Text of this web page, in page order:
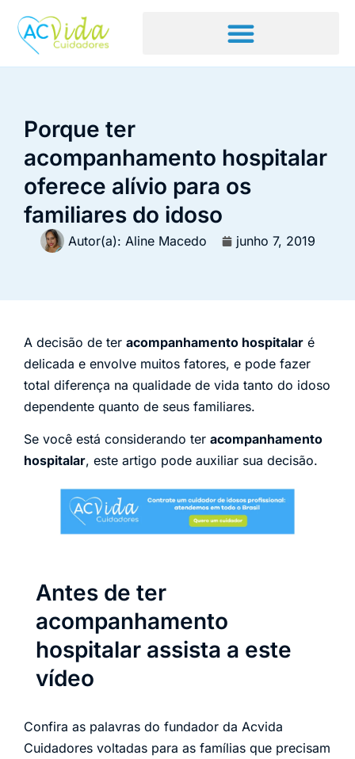
Porque ter
acompanhamento hospitalar
oferece alívio para os
familiares do idoso
Autor(a): Aline Macedo junho 7, 2019
A decisão de ter acompanhamento hospitalar é
delicada e envolve muitos fatores, e pode fazer
total diferença na qualidade de vida tanto do idoso
dependente quanto de seus familiares.
Se você está considerando ter acompanhamento
hospitalar, este artigo pode auxiliar sua decisão.
Antes de ter
acompanhamento
hospitalar assista a este
vídeo
Confira as palavras do fundador da Acvida
Cuidadores voltadas para as famílias que precisam